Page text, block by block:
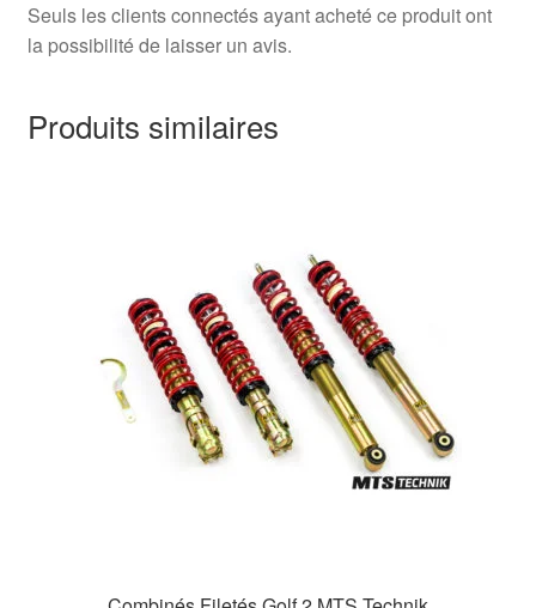
Seuls les clients connectés ayant acheté ce produit ont
la possibilité de laisser un avis.
Produits similaires